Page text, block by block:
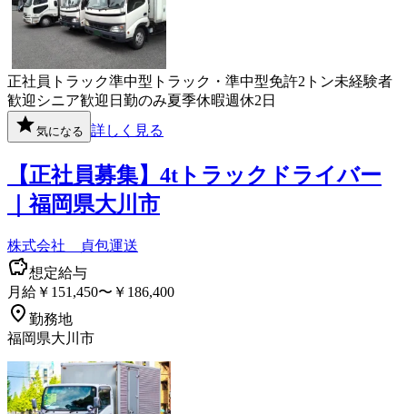
正社員 トラック準中型トラック・準中型免許2トン未経験者
歓迎 シニア歓迎 日勤のみ夏季休暇週休2日
気になる 詳しく見る
【正社員募集】4tトラックドライバー
｜福岡県大川市
株式会社 貞包運送
想定給与
月給￥151,450〜￥186,400
勤務地
福岡県大川市